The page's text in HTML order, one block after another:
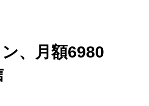
、月額6980